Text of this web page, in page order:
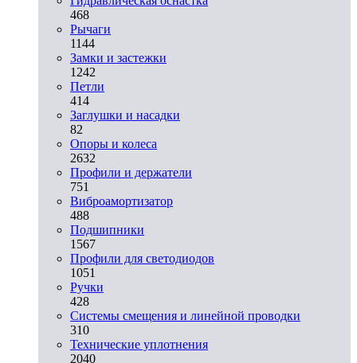
468
Рычаги
1144
Замки и застежки
1242
Петли
414
Заглушки и насадки
82
Опоры и колеса
2632
Профили и держатели
751
Виброамортизатор
488
Подшипники
1567
Профили для светодиодов
1051
Ручки
428
Системы смещения и линейной проводки
310
Технические уплотнения
2040